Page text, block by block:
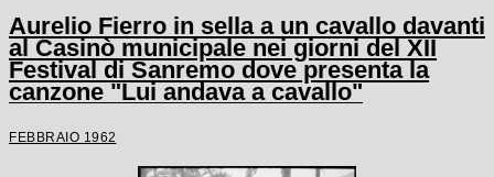
Aurelio Fierro in sella a un cavallo davanti
al Casinò municipale nei giorni del XII
Festival di Sanremo dove presenta la
canzone "Lui andava a cavallo"
FEBBRAIO 1962